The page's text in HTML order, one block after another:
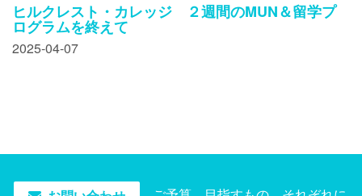
ヒルクレスト・カレッジ ２週間のMUN＆留学プ
ログラムを終えて
2025-04-07